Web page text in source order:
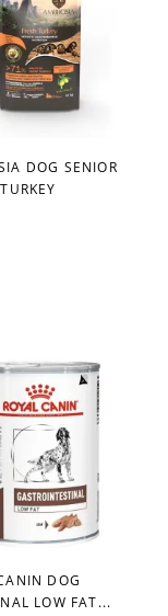
DOG SENIOR
DOG
LOW FAT...